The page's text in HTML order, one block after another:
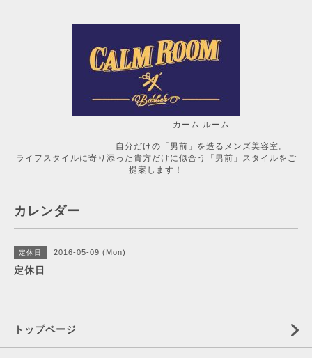
カーム ルーム
自分だけの「男前」を造るメンズ美容室。
ライフスタイルに寄り添った貴方だけに似合う「男前」スタイルをご
提案します！
カレンダー
定休日 2016-05-09 (Mon)
定休日
トップページ